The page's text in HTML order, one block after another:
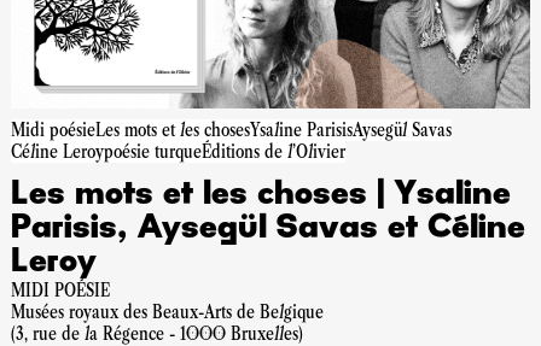
Midi poésieLes mots et les chosesYsaline ParisisAysegül Savas
Céline Leroypoésie turqueÉditions de l'Olivier
Les mots et les choses | Ysaline
Parisis, Aysegül Savas et Céline
Leroy
MIDI POÉSIE
Musées royaux des Beaux-Arts de Belgique
(3, rue de la Régence - 1000 Bruxelles)